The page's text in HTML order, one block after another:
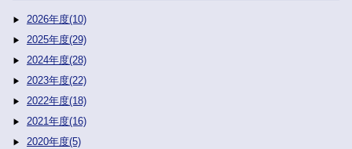
2026年度(10)
2025年度(29)
2024年度(28)
2023年度(22)
2022年度(18)
2021年度(16)
2020年度(5)